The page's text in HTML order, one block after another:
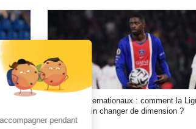
Droits TV internationaux : comment la
peut-elle enfin changer de dimension ?